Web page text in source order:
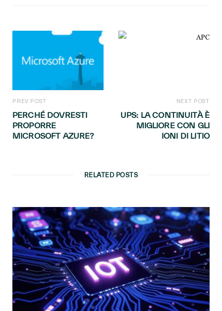
PREV POST
PERCHÉ DOVRESTI
PROPORRE
MICROSOFT AZURE?
NEXT POST
UPS: LA CONTINUITÀ È
MIGLIORE CON GLI
IONI DI LITIO
RELATED POSTS